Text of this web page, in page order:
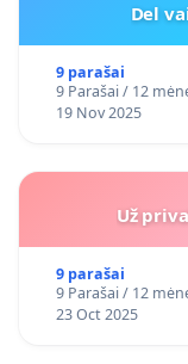
Del
9 parašai
9 Parašai / 12
19 Nov 2025
Už
9 parašai
9 Parašai / 12
23 Oct 2025